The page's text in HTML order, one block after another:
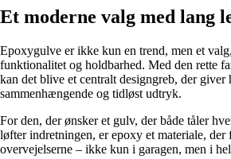
Et moderne valg med lang
Epoxygulve er ikke kun en trend, men et
funktionalitet og holdbarhed. Med den rette
kan det blive et centralt designgreb, der giver
sammenhængende og tidløst udtryk.
For den, der ønsker et gulv, der både tåler
løfter indretningen, er epoxy et materiale, der
overvejelserne – ikke kun i garagen, men i